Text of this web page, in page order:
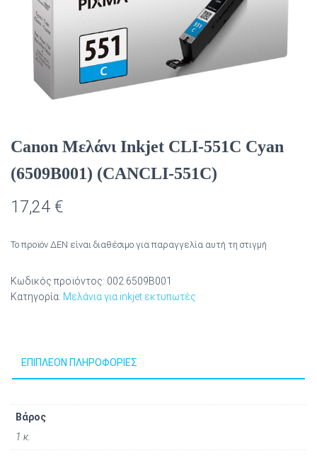
Canon Μελάνι Inkjet CLI-551C Cyan
(6509B001) (CANCLI-551C)
17,24 €
Το προϊόν ΔΕΝ είναι διαθέσιμο για παραγγελία αυτή τη στιγμή
Κωδικός προϊόντος: 002.6509B001
Κατηγορία: Μελάνια για inkjet εκτυπωτές
ΕΠΙΠΛΈΟΝ ΠΛΗΡΟΦΟΡΊΕΣ
Βάρος
1 κ.